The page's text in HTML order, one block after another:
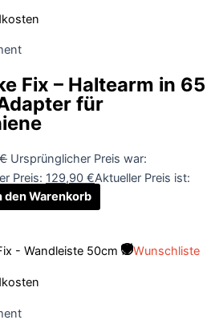
Fix – Haltearm in 65
für
€ Ursprünglicher Preis war:
Preis: 129,90€Aktueller Preis ist:
den Warenkorb
Wunschliste